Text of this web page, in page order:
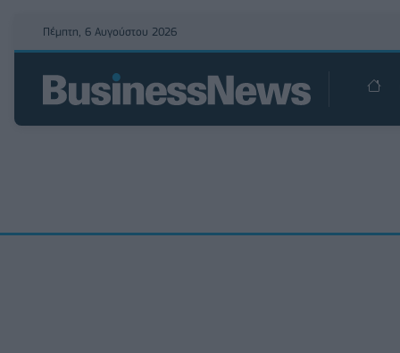
Πέμπτη, 6 Αυγούστου 2026